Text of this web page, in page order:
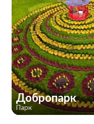
Добропарк
Парк